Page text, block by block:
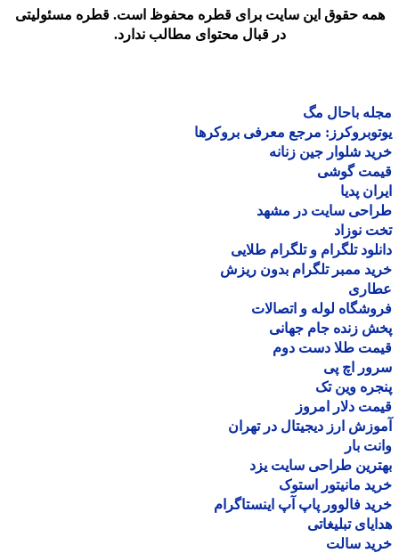
حقوق این سایت برای قطره محفوظ است. قطره مسئولیتی
در قبال محتوای مطالب ندارد.
باحال مگ
مرجع معرفی بروکرها
شلوار جین زنانه
گوشی
پدیا
سایت در مشهد
نوزاد
تلگرام و تلگرام طلایی
ممبر تلگرام بدون ریزش
لوله و اتصالات
زنده جام جهانی
طلا دست دوم
اچ پی
وین تک
دلار امروز
ارز دیجیتال در تهران
بار
طراحی سایت یزد
مانیتور استوک
فالوور پاپ آپ اینستاگرام
تبلیغاتی
سالت